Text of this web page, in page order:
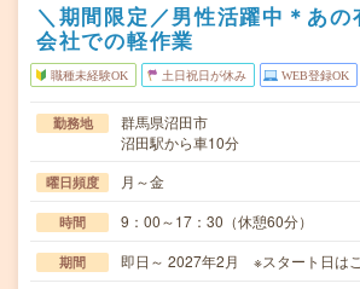
＼期間限定／男性活躍中＊あの
会社での軽作業
職種未経験OK 土日祝日が休み WEB登録OK
勤務地
群馬県沼田市
沼田駅から車10分
曜日頻度 月～金
時間 9：00～17：30（休憩60分）
期間 即日～ 2027年2月 ※スタート日はご